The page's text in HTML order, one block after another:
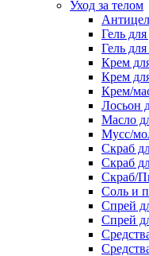
Уход за телом
Гель
Гель
Крем
Крем
Крем/
Лосьон
Масло
Мусс/
Скраб
Скраб
Скраб/
Соль и
Спрей
Спрей